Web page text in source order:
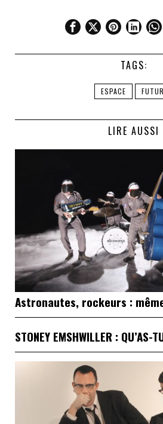
TAGS:
ESPACE FUTUR
LIRE AUSSI
Astronautes, rockeurs :
STONEY EMSHWILLER : QU’AS-